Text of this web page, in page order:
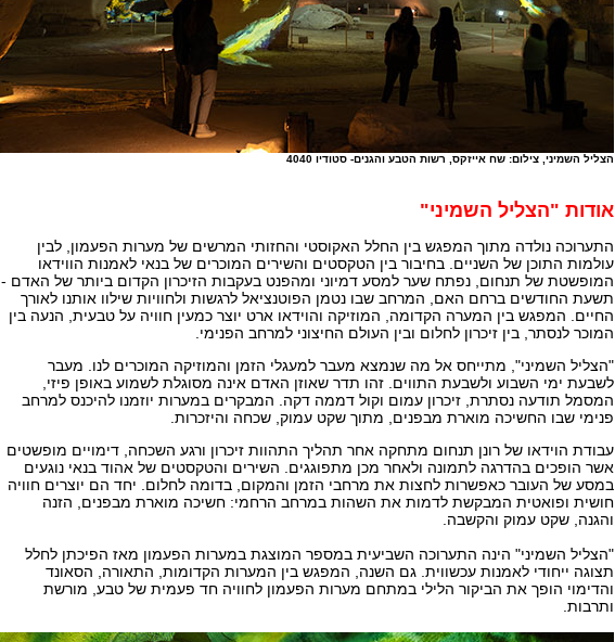
הצליל השמיני, צילום: שח אייזקס, רשות הטבע והגנים- סטודיו 4040
אודות "הצליל השמיני"
התערוכה נולדה מתוך המפגש בין החלל האקוסטי והחזותי המרשים של מערות הפעמון, לבין
עולמות התוכן של השניים. בחיבור בין הטקסטים והשירים המוכרים של בנאי לאמנות הווידאו
המופשטת של תנחום, נפתח שער למסע דמיוני ומהפנט בעקבות הזיכרון הקדום ביותר של האדם -
תשעת החודשים ברחם האם, המרחב שבו נטמן הפוטנציאל לרגשות ולחוויות שילוו אותנו לאורך
החיים. המפגש בין המערה הקדומה, המוזיקה והוידאו ארט יוצר כמעין חוויה על טבעית, הנעה בין
המוכר לנסתר, בין זיכרון לחלום ובין העולם החיצוני למרחב הפנימי.
"הצליל השמיני", מתייחס אל מה שנמצא מעבר למעגלי הזמן והמוזיקה המוכרים לנו. מעבר
לשבעת ימי השבוע ולשבעת התווים. זהו תדר שאוזן האדם אינה מסוגלת לשמוע באופן פיזי,
המסמל תודעה נסתרת, זיכרון עמום וקול דממה דקה. המבקרים במערות יוזמנו להיכנס למרחב
פנימי שבו החשיכה מוארת מבפנים, מתוך שקט עמוק, שכחה והיזכרות.
עבודת הוידאו של רונן תנחום מתחקה אחר תהליך התהוות זיכרון ורגע השכחה, דימויים מופשטים
אשר הופכים בהדרגה לתמונה ולאחר מכן מתפוגגים. השירים והטקסטים של אהוד בנאי נוגעים
במסע של העובר כאפשרות לחצות את מרחבי הזמן והמקום, בדומה לחלום. יחד הם יוצרים חוויה
חושית ופואטית המבקשת לדמות את השהות במרחב הרחמי: חשיכה מוארת מבפנים, הזנה
והגנה, שקט עמוק והקשבה.
"הצליל השמיני" הינה התערוכה השביעית במספר המוצגת במערות הפעמון מאז הפיכתן לחלל
תצוגה ייחודי לאמנות עכשווית. גם השנה, המפגש בין המערות הקדומות, התאורה, הסאונד
והדימוי הופך את הביקור הלילי במתחם מערות הפעמון לחוויה חד פעמית של טבע, מורשת
ותרבות.